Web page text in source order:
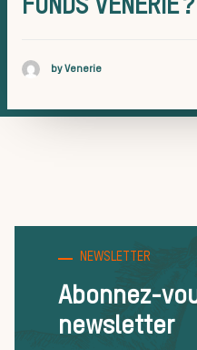
La
FONDS VÉNERIE ?
by Venerie
NEWSLETTER
Abonnez-
newsletter